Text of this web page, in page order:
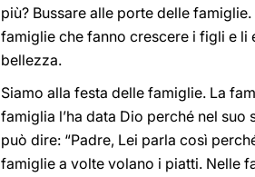
più? Bussare alle porte delle
famiglie che fanno crescere i figli e li
bellezza.
Siamo alla festa delle famiglie. La
famiglia l’ha data Dio perché nel
può dire: “Padre, Lei parla così
famiglie a volte volano i piatti. Nelle